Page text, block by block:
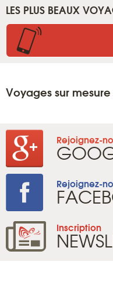
LES PLUS BEAUX
Voyages sur
Rejoignez-
Rejoignez-
Inscription